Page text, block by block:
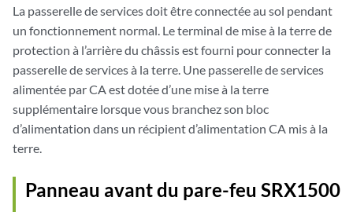
La passerelle de services doit être connectée au sol pendant
un fonctionnement normal. Le terminal de mise à la terre de
protection à l’arrière du châssis est fourni pour connecter la
passerelle de services à la terre. Une passerelle de services
alimentée par CA est dotée d’une mise à la terre
supplémentaire lorsque vous branchez son bloc
d’alimentation dans un récipient d’alimentation CA mis à la
terre.
Panneau avant du pare-feu SRX1500